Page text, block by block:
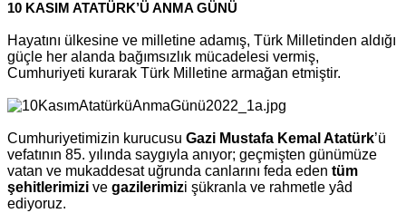
10 KASIM ATATÜRK’Ü ANMA GÜNÜ
Hayatını ülkesine ve milletine adamış, Türk Milletinden aldığı
güçle her alanda bağımsızlık mücadelesi vermiş,
Cumhuriyeti kurarak Türk Milletine armağan etmiştir.
Cumhuriyetimizin kurucusu Gazi Mustafa Kemal Atatürk’ü
vefatının 85. yılında saygıyla anıyor; geçmişten günümüze
vatan ve mukaddesat uğrunda canlarını feda eden tüm
şehitlerimizi ve gazilerimizi şükranla ve rahmetle yâd
ediyoruz.